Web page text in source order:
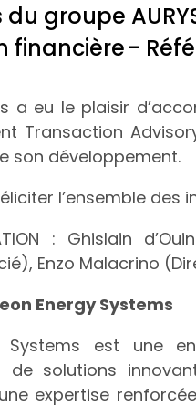
groupe
financière-
a eu le plaisir
Transaction
son développement.
l’ensemble
: Ghislain
Enzo Malacrino
Energy Systems
Systems est une
de solutions
expertise